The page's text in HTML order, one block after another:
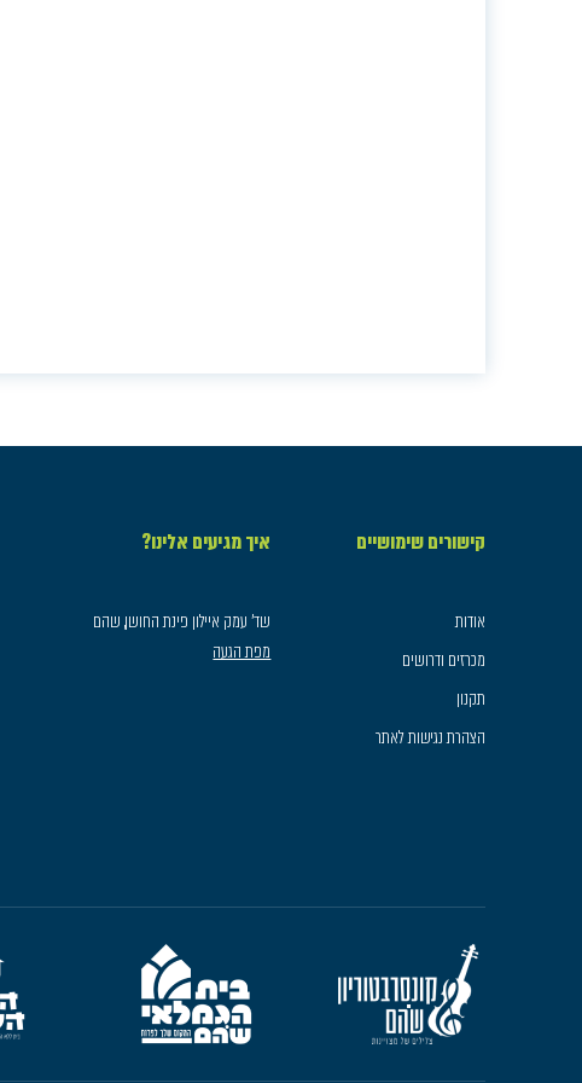
קישורים שימושיים
אודות
מכרזים ודרושים
תקנון
הצהרת נגישות לאתר
איך מגיעים אלינו?
שד׳ עמק איילון פינת החושן, שהם
מפת הגעה